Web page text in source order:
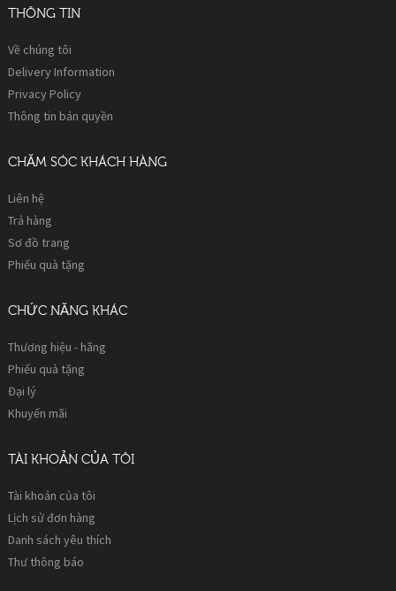
THÔNG TIN
Về chúng tôi
Delivery Information
Privacy Policy
Thông tin bản quyền
CHĂM SÓC KHÁCH HÀNG
Liên hệ
Trả hàng
Sơ đồ trang
Phiếu quà tặng
CHỨC NĂNG KHÁC
Thương hiệu - hãng
Phiếu quà tặng
Đại lý
Khuyến mãi
TÀI KHOẢN CỦA TÔI
Tài khoản của tôi
Lịch sử đơn hàng
Danh sách yêu thích
Thư thông báo